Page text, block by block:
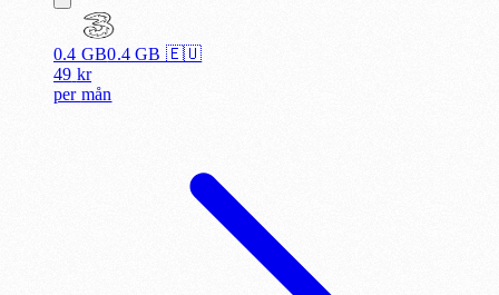
0.4 GB0.4GB 🇪🇺
49 kr
per mån